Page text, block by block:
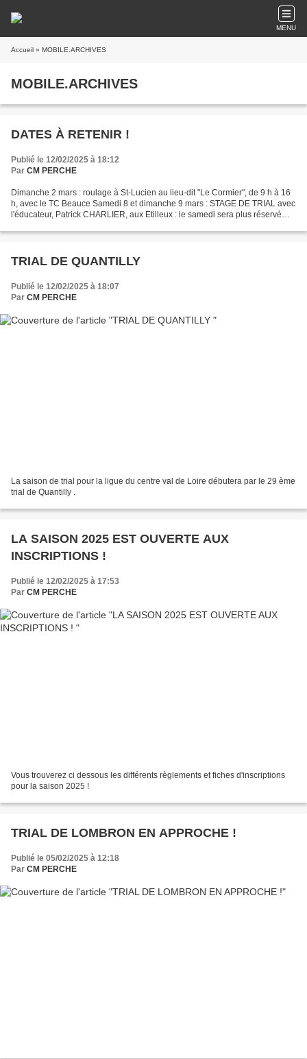
MENU
Accueil » MOBILE.ARCHIVES
MOBILE.ARCHIVES
DATES À RETENIR !
Publié le 12/02/2025 à 18:12
Par CM PERCHE
Dimanche 2 mars : roulage à St-Lucien au lieu-dit "Le Cormier", de 9 h à 16
h, avec le TC Beauce Samedi 8 et dimanche 9 mars : STAGE DE TRIAL avec
l'éducateur, Patrick CHARLIER, aux Etilleux : le samedi sera plus réservé
TRIAL DE QUANTILLY
Publié le 12/02/2025 à 18:07
Par CM PERCHE
La saison de trial pour la ligue du centre val de Loire débutera par le 29 ème
trial de Quantilly .
LA SAISON 2025 EST OUVERTE AUX
INSCRIPTIONS !
Publié le 12/02/2025 à 17:53
Par CM PERCHE
Vous trouverez ci dessous les différents règlements et fiches d'inscriptions
pour la saison 2025 !
TRIAL DE LOMBRON EN APPROCHE !
Publié le 05/02/2025 à 12:18
Par CM PERCHE